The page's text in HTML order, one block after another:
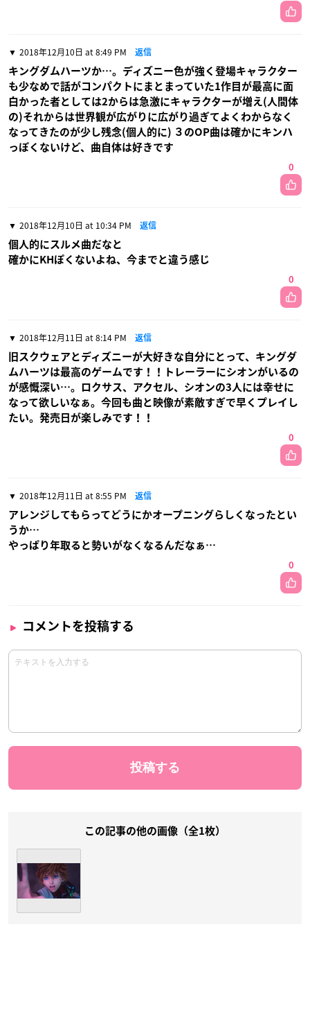
2018年12月10日 at 8:49 PM 返信
キングダムハーツか…。ディズニー色が強く登場キャラクター
も少なめで話がコンパクトにまとまっていた1作目が最高に面
白かった者としては2からは急激にキャラクターが増え(人間体
の)それからは世界観が広がりに広がり過ぎてよくわからなく
なってきたのが少し残念(個人的に) ３のOP曲は確かにキンハ
っぽくないけど、曲自体は好きです
0
2018年12月10日 at 10:34 PM 返信
個人的にスルメ曲だなと
確かにKHぽくないよね、今までと違う感じ
0
2018年12月11日 at 8:14 PM 返信
旧スクウェアとディズニーが大好きな自分にとって、キングダ
ムハーツは最高のゲームです！！トレーラーにシオンがいるの
が感慨深い…。ロクサス、アクセル、シオンの3人には幸せに
なって欲しいなぁ。今回も曲と映像が素敵すぎで早くプレイし
たい。発売日が楽しみです！！
0
2018年12月11日 at 8:55 PM 返信
アレンジしてもらってどうにかオープニングらしくなったとい
うか…
やっぱり年取ると勢いがなくなるんだなぁ…
0
コメントを投稿する
この記事の他の画像（全1枚）